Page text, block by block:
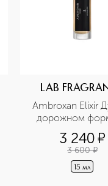
LAB
Ambroxan Elixir
дорожном
3 240¤
3 600 ¤
15 мл